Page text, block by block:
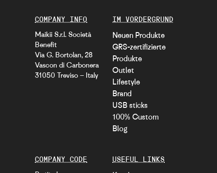
COMPANY INFO
Maikii S.r.l. Società
Benefit
Via G. Bortolan, 28
Vascon di Carbonera
31050 Treviso – Italy
IM VORDERGRUND
Neuen Produkte
GRS-zertifizierte
Produkte
Outlet
Lifestyle
Brand
USB sticks
100% Custom
Blog
USEFUL LINKS
COMPANY CODE